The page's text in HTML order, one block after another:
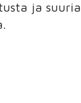
ja suuria